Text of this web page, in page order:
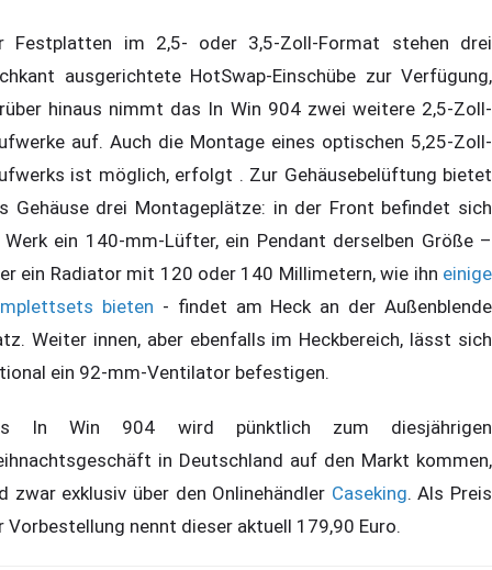
Festplatten im 2,5- oder 3,5-Zoll-Format stehen drei
ausgerichtete HotSwap-Einschübe zur Verfügung,
hinaus nimmt das In Win 904 zwei weitere 2,5-Zoll-
auf. Auch die Montage eines optischen 5,25-Zoll-
ist möglich, erfolgt . Zur Gehäusebelüftung bietet
Gehäuse drei Montageplätze: in der Front befindet sich
Werk ein 140-mm-Lüfter, ein Pendant derselben Größe –
ein Radiator mit 120 oder 140 Millimetern, wie ihn einige
bieten - findet am Heck an der Außenblende
Weiter innen, aber ebenfalls im Heckbereich, lässt sich
ein 92-mm-Ventilator befestigen.
In Win 904 wird pünktlich zum diesjährigen
in Deutschland auf den Markt kommen,
zwar exklusiv über den Onlinehändler Caseking. Als Preis
Vorbestellung nennt dieser aktuell 179,90 Euro.